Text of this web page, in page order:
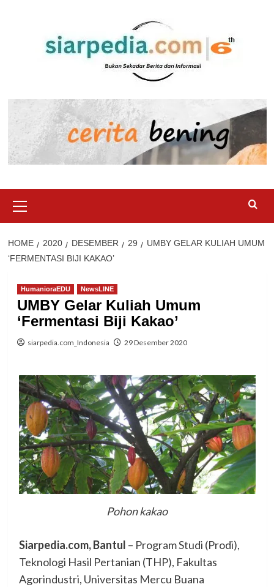
Menu
HOME 2020 DESEMBER 29
UMBY GELAR KULIAH UMUM
‘FERMENTASI BIJI KAKAO’
HumanioraEDU NewsLINE
UMBY Gelar Kuliah Umum
‘Fermentasi Biji Kakao’
siarpedia.com_Indonesia 29 Desember 2020
Pohon kakao
Siarpedia.com, Bantul – Program Studi (Prodi),
Teknologi Hasil Pertanian (THP), Fakultas
Agorindustri, Universitas Mercu Buana